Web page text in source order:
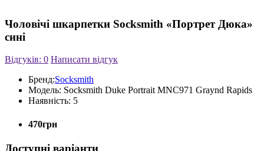
Чоловічі шкарпетки Socksmith «Портрет Дюка»
сині
Відгуків: 0 Написати відгук
Бренд:Socksmith
Модель: Socksmith Duke Portrait MNC971 Graynd Rapids
Наявність: 5
470грн
Доступні варіанти